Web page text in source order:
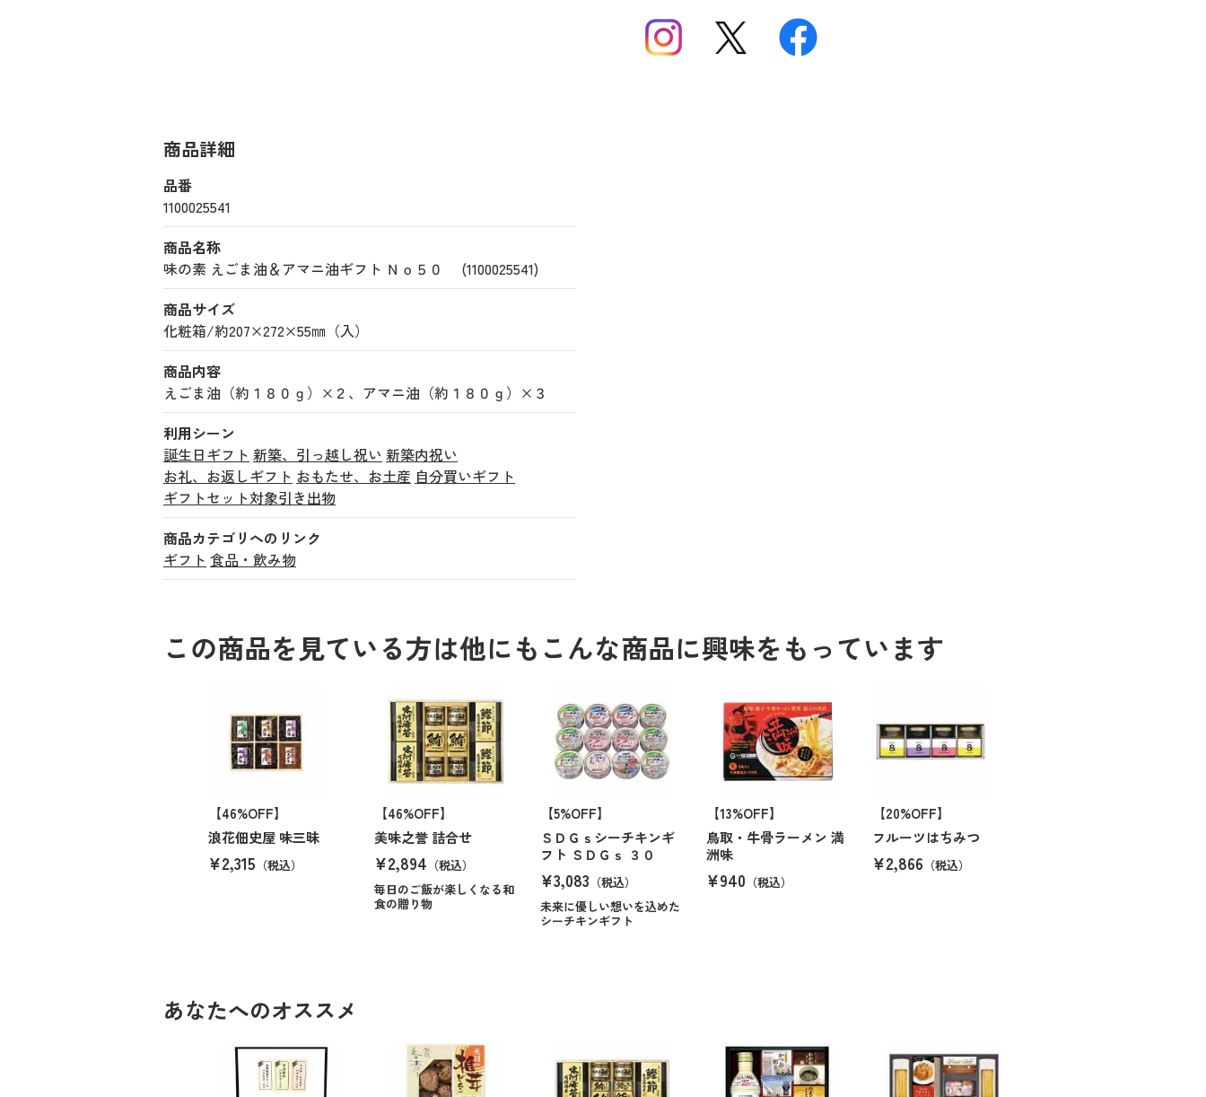
商品詳細
品番
1100025541
商品名称
味の素 えごま油＆アマニ油ギフト Ｎｏ５０ (1100025541)
商品サイズ
化粧箱/約207×272×55㎜（入）
商品内容
えごま油（約１８０ｇ）×２、アマニ油（約１８０ｇ）×３
利用シーン
誕生日ギフト 新築、引っ越し祝い 新築内祝い
お礼、お返しギフト おもたせ、お土産 自分買いギフト
ギフトセット対象引き出物
商品カテゴリへのリンク
ギフト 食品・飲み物
この商品を見ている方は他にもこんな商品に興味をもっています
【46%OFF】
浪花佃史屋 味三昧
¥2,315 （税込）
【46%OFF】
美味之誉 詰合せ
¥2,894 （税込）
毎日のご飯が楽しくなる和
食の贈り物
【5%OFF】
ＳＤＧｓシーチキンギ
フト ＳＤＧｓ ３０
¥3,083 （税込）
未来に優しい想いを込めた
シーチキンギフト
【13%OFF】
鳥取・牛骨ラーメン 満
洲味
¥940 （税込）
【20%OFF】
フルーツはちみつ
¥2,866 （税込）
あなたへのオススメ